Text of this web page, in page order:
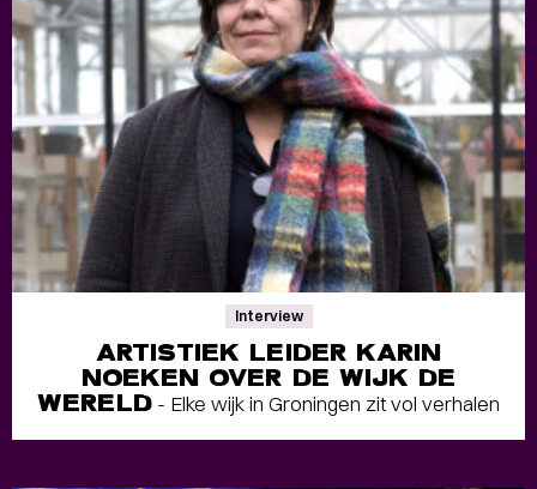
Interview
ARTISTIEK LEIDER KARIN
NOEKEN OVER DE WIJK DE
WERELD- Elke wijk in Groningen zit vol verhalen